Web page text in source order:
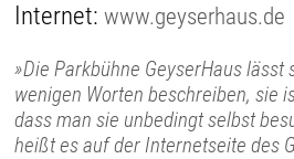
Internet:www.geyserhaus.de
»Die Parkbühne GeyserHaus lässt
wenigen Worten beschreiben, sie
dass man sie unbedingt selbst
heißt es auf der Internetseite des